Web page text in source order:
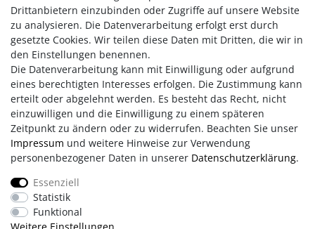
Endverbraucher
Retourenmanagement
Bereitstellung
CallCenter
Forderungsmanagement
Bewerbung
Impressum
Drittanbietern einzubinden oder Zugriffe auf unsere Website
zu analysieren. Die Datenverarbeitung erfolgt erst durch
gesetzte Cookies. Wir teilen diese Daten mit Dritten, die wir in
den Einstellungen benennen.
Die Datenverarbeitung kann mit Einwilligung oder aufgrund
eines berechtigten Interesses erfolgen. Die Zustimmung kann
erteilt oder abgelehnt werden. Es besteht das Recht, nicht
einzuwilligen und die Einwilligung zu einem späteren
Zeitpunkt zu ändern oder zu widerrufen. Beachten Sie unser
Impressum und weitere Hinweise zur Verwendung
personenbezogener Daten in unserer Daten­schutz­erklärung.
Essenziell
Statistik
Funktional